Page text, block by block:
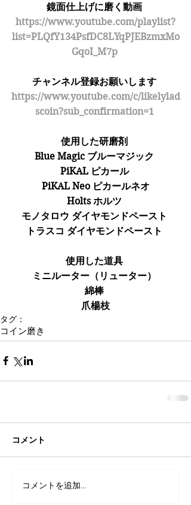
鏡面仕上げに磨く動画
https://www.youtube.com/playlist?
list=PLQfY134PsfDC8LYqPJEBzmxMo
GqoI_M7p
チャンネル登録お願いします
https://www.youtube.com/c/likelylad
scoin?sub_confirmation=1
使用した研磨剤
Blue Magic ブルーマジック
PiKAL ピカール
PiKAL Neo ピカールネオ
Holts ホルツ
モノタロウ ダイヤモンドペースト
トラスコ ダイヤモンドペースト
使用した道具
ミニルーター（リューター）
綿棒
爪楊枝
タグ：
コイン磨き
コメント
コメントを追加…